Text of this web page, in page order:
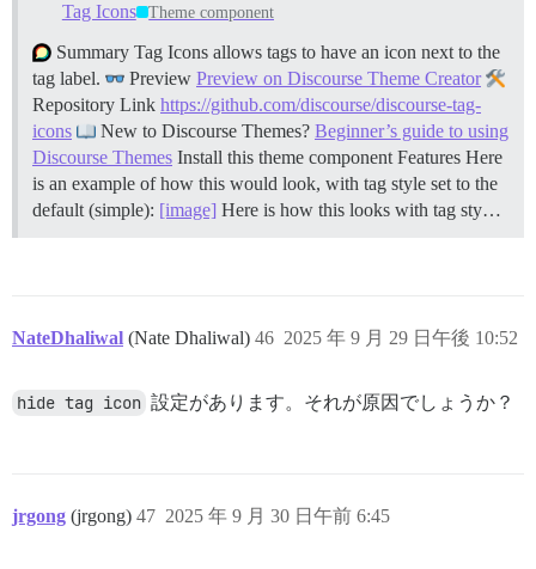
Tag Icons Theme component
Summary Tag Icons allows tags to have an icon next to the
tag label.
Preview Preview on Discourse Theme Creator
Repository Link https://github.com/discourse/discourse-tag-
icons
New to Discourse Themes? Beginner’s guide to using
Discourse Themes Install this theme component Features Here
is an example of how this would look, with tag style set to the
default (simple): [image] Here is how this looks with tag sty…
NateDhaliwal (Nate Dhaliwal) 2025 年 9 月 29 日午後 10:52
46
hide tag icon 設定があります。それが原因でしょうか？
jrgong (jrgong) 2025 年 9 月 30 日午前 6:45
47